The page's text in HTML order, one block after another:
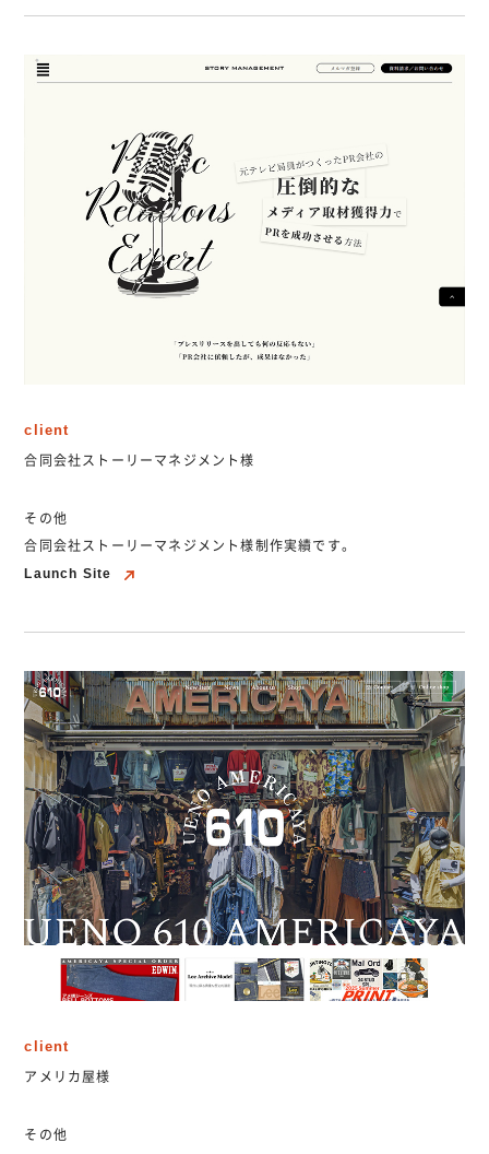
client
合同会社ストーリーマネジメント様
その他
合同会社ストーリーマネジメント様制作実績です。
Launch Site
client
アメリカ屋様
その他